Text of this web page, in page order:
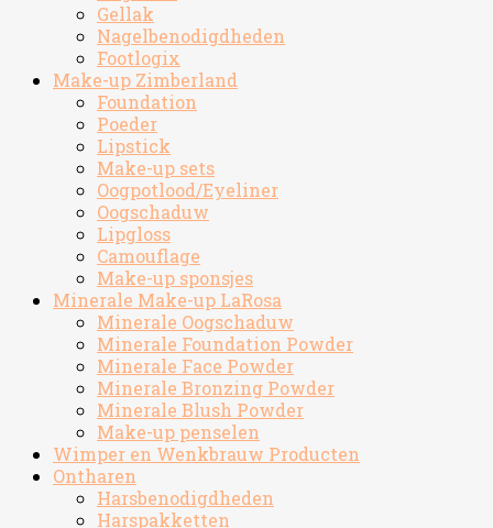
Gellak
Nagelbenodigdheden
Footlogix
Make-up Zimberland
Foundation
Poeder
Lipstick
Make-up sets
Oogpotlood/Eyeliner
Oogschaduw
Lipgloss
Camouflage
Make-up sponsjes
Minerale Make-up LaRosa
Minerale Oogschaduw
Minerale Foundation Powder
Minerale Face Powder
Minerale Bronzing Powder
Minerale Blush Powder
Make-up penselen
Wimper en Wenkbrauw Producten
Ontharen
Harsbenodigdheden
Harspakketten